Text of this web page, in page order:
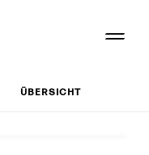
ÜBERSICHT